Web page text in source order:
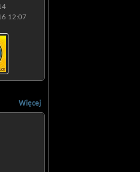
12:07
Więcej